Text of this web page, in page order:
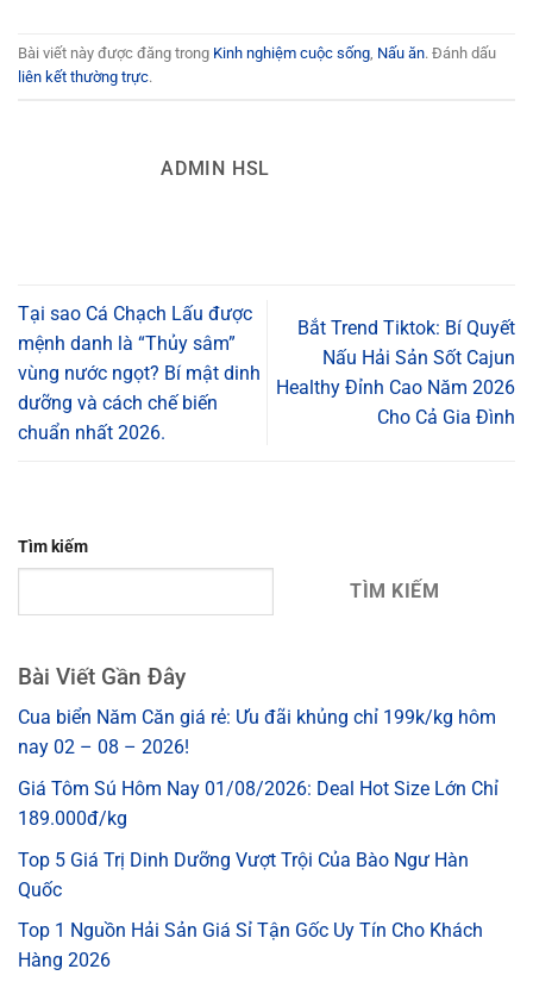
Bài viết này được đăng trong Kinh nghiệm cuộc sống Nấu ăn. Đánh dấu
liên kết thường trực.
ADMIN HSL
Tại sao Cá Chạch Lấu được
mệnh danh là “Thủy sâm”
vùng nước ngọt? Bí mật dinh
dưỡng và cách chế biến
chuẩn nhất 2026.
Bắt Trend Tiktok: Bí Quyết
Nấu Hải Sản Sốt Cajun
Healthy Đỉnh Cao Năm 2026
Cho Cả Gia Đình
Tìm kiếm
TÌM KIẾM
Bài Viết Gần Đây
Cua biển Năm Căn giá rẻ: Ưu đãi khủng chỉ 199k/kg hôm
nay 02 – 08 – 2026!
Giá Tôm Sú Hôm Nay 01/08/2026: Deal Hot Size Lớn Chỉ
189.000đ/kg
Top 5 Giá Trị Dinh Dưỡng Vượt Trội Của Bào Ngư Hàn
Quốc
Top 1 Nguồn Hải Sản Giá Sỉ Tận Gốc Uy Tín Cho Khách
Hàng 2026